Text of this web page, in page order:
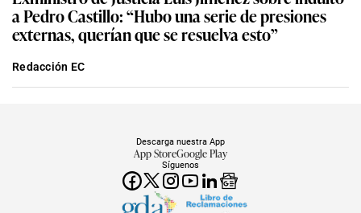
a Pedro Castillo: “Hubo una serie de presiones
externas, querían que se resuelva esto”
Redacción EC
Síguenos
Descarga nuestra App
App StoreGoogle Play